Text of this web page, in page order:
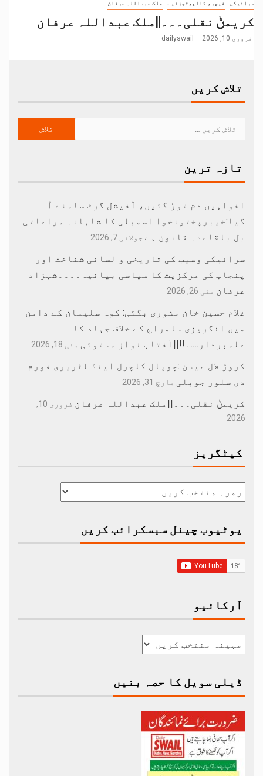
سرائیکی فیچر، کالم،تجزئیے ملک عبداللہ عرفان
کریمݨ نقلی۔۔۔||ملک عبداللہ عرفان
فروری 10, 2026 dailyswail
تلاش کریں
تازہ ترین
افواہیں دم توڑ گئیں، آفیشل گزٹ سامنے آ
گیا:خیبرپختونخوا اسمبلی کا شاہانہ مراعاتی
بل باقاعدہ قانون ہے جولائی 7, 2026
سرائیکی وسیب کی تاریخی و لسانی شناخت اور
پنجاب کی مرکزیت کا سیاسی بیانیہ۔۔۔۔شہزاد
عرفان مئی 26, 2026
غلام حسین خان مشوری بگٹی: کوہ سلیمان کے دامن
میں انگریزی سامراج کے خلاف جہاد کا
علمبردار…….!!||آفتاب نواز مستوئی مئی 18, 2026
کروڑ لال عیسن :چوپال کلچرل اینڈ لٹریری فورم
دی سلور جوبلی مارچ 31, 2026
کریمݨ نقلی۔۔۔||ملک عبداللہ عرفان
فروری 10,
2026
کیٹگریز
یوٹیوب چینل سبسکرائب کریں
آرکائیو
ڈیلی سویل کا حصہ بنیں